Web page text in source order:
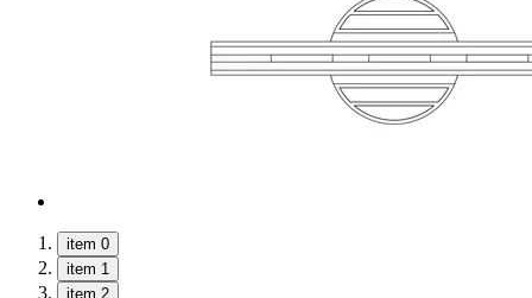
item 0
item 1
item 2